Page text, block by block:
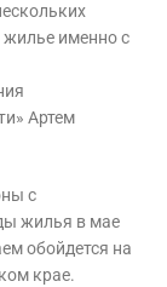
жилье именно с
Артем
с
жилья в мае
обойдется на
крае.